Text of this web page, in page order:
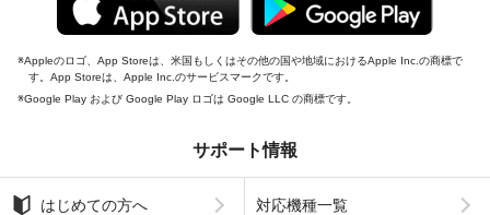
Appleのロゴ、App Storeは、米国もしくはその他の国や地域におけるApple Inc.の商標で
す。App Storeは、Apple Inc.のサービスマークです。
Google Play および Google Play ロゴは Google LLC の商標です。
サポート情報
はじめての方へ 対応機種一覧